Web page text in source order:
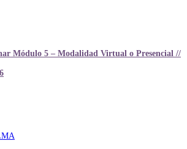
Módulo 5 – Modalidad Virtual o Presencial //